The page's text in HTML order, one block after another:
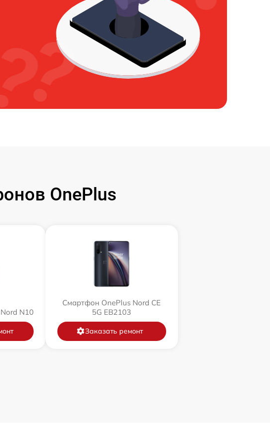
OnePlus
N10
Смартфон OnePlus Nord CE
5G EB2103
Заказать ремонт